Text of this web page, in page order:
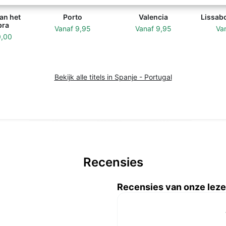
het
Porto
Vanaf 9,95
Valencia
Vanaf 9,95
Bekijk alle titels in Spanje - Portugal
Recensies
Recensies van onze